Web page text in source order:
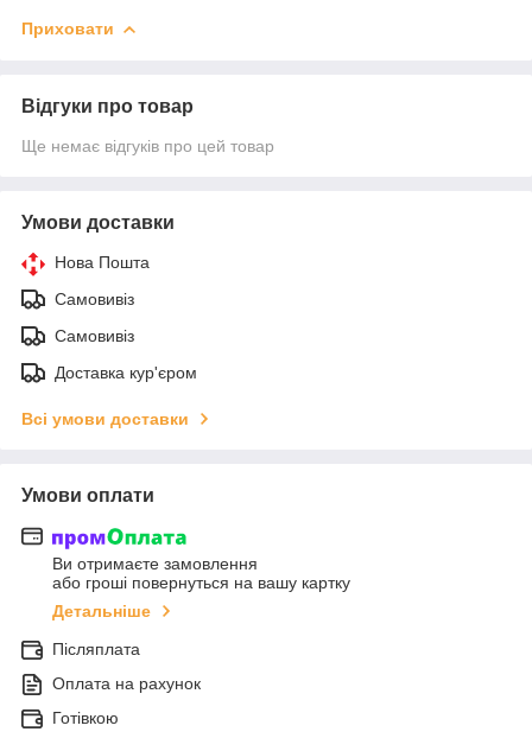
Приховати
Відгуки про товар
Ще немає відгуків про цей товар
Умови доставки
Нова Пошта
Самовивіз
Самовивіз
Доставка кур'єром
Всі умови доставки
Умови оплати
Ви отримаєте замовлення
або гроші повернуться на вашу картку
Детальніше
Післяплата
Оплата на рахунок
Готівкою